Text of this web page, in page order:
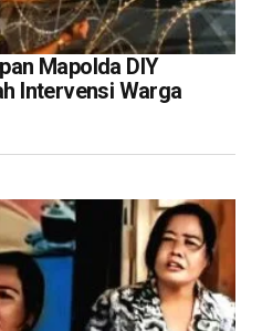
Mapolda DIY
Intervensi Warga